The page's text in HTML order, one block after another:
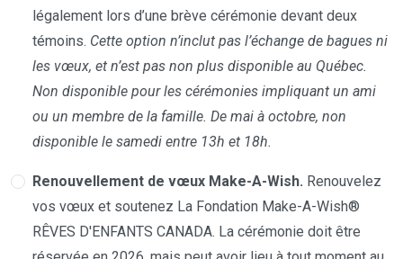
légalement lors d’une brève cérémonie devant deux
témoins. Cette option n’inclut pas l’échange de bagues ni
les vœux, et n’est pas non plus disponible au Québec.
Non disponible pour les cérémonies impliquant un ami
ou un membre de la famille. De mai à octobre, non
disponible le samedi entre 13h et 18h.
Renouvellement de vœux Make-A-Wish. Renouvelez
vos vœux et soutenez La Fondation Make-A-Wish®
RÊVES D'ENFANTS CANADA. La cérémonie doit être